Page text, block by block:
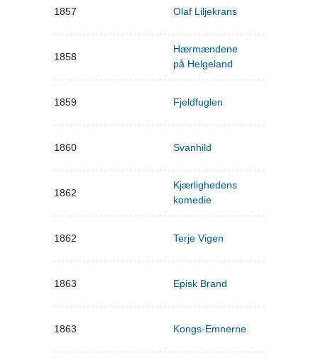
1857 Olaf Liljekrans
1858
Hærmændene
på Helgeland
1859 Fjeldfuglen
1860 Svanhild
1862
Kjærlighedens
komedie
1862 Terje Vigen
1863 Episk Brand
1863 Kongs-Emnerne